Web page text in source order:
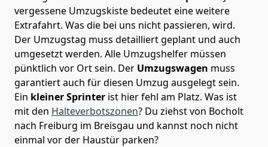
vergessene Umzugskiste bedeutet eine weitere
Extrafahrt. Was die bei uns nicht passieren, wird.
Der Umzugstag muss detailliert geplant und auch
umgesetzt werden. Alle Umzugshelfer müssen
pünktlich vor Ort sein. Der Umzugswagen muss
garantiert auch für diesen Umzug ausgelegt sein.
Ein kleiner Sprinter ist hier fehl am Platz. Was ist
mit den Halteverbotszonen? Du ziehst von Bocholt
nach Freiburg im Breisgau und kannst noch nicht
einmal vor der Haustür parken?